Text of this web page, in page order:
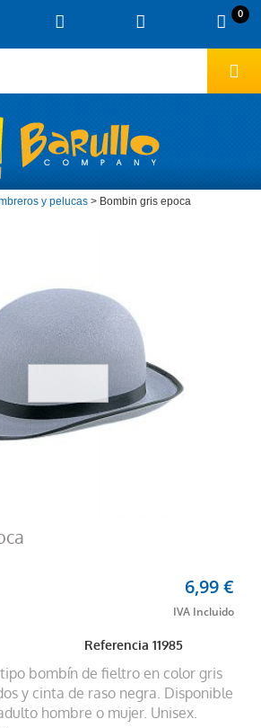
0
y pelucas > Bombin gris epoca
Referencia11985
6,99 €
bombín de fieltro en color gris
y cinta de raso negra. Disponible
hombre o mujer. Unisex.